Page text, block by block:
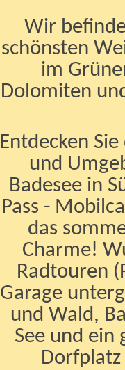
Wir
schönsten
im
Dolomiten
Entdecken
und
Badesee in
Pass -
das
Charme!
Radtouren
Garage
und Wald,
See und ein